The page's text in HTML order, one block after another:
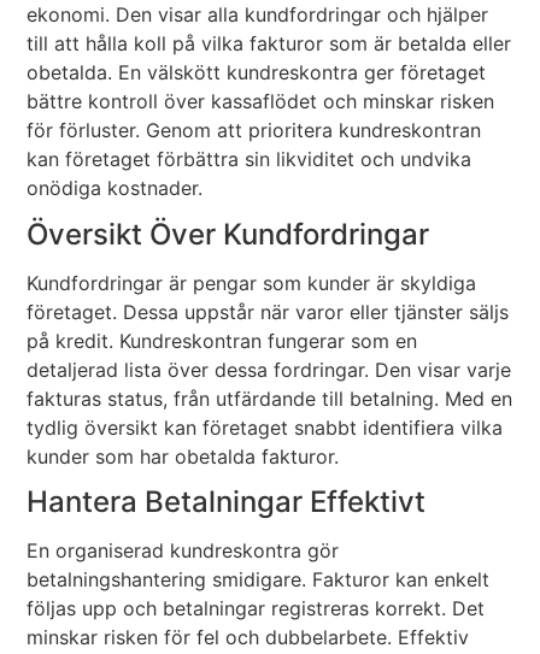
ekonomi. Den visar alla kundfordringar och hjälper
till att hålla koll på vilka fakturor som är betalda eller
obetalda. En välskött kundreskontra ger företaget
bättre kontroll över kassaflödet och minskar risken
för förluster. Genom att prioritera kundreskontran
kan företaget förbättra sin likviditet och undvika
onödiga kostnader.
Översikt Över Kundfordringar
Kundfordringar är pengar som kunder är skyldiga
företaget. Dessa uppstår när varor eller tjänster säljs
på kredit. Kundreskontran fungerar som en
detaljerad lista över dessa fordringar. Den visar varje
fakturas status, från utfärdande till betalning. Med en
tydlig översikt kan företaget snabbt identifiera vilka
kunder som har obetalda fakturor.
Hantera Betalningar Effektivt
En organiserad kundreskontra gör
betalningshantering smidigare. Fakturor kan enkelt
följas upp och betalningar registreras korrekt. Det
minskar risken för fel och dubbelarbete. Effektiv